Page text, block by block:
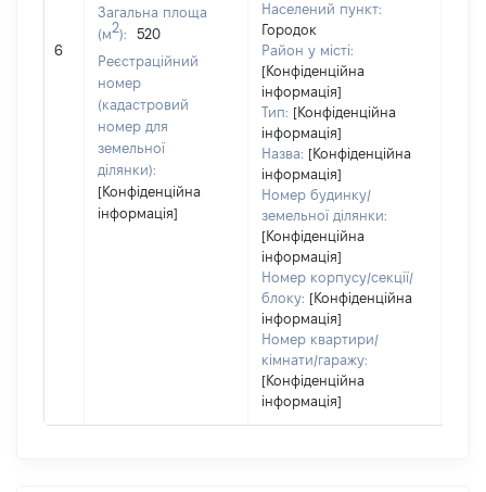
6
Загальна площа
(м2):
520
Реєстраційний
номер
(кадастровий
номер для
земельної
ділянки):
[Конфіденційна
інформація]
Населений пункт:
Городок
Район у місті:
[Конфіденційна
інформація]
Тип: [Конфіденційна
інформація]
Назва: [Конфіденційна
інформація]
Номер будинку/
земельної ділянки:
[Конфіденційна
інформація]
Номер корпусу/секції/
блоку: [Конфіденційна
інформація]
Номер квартири/
кімнати/гаражу:
[Конфіденційна
інформація]